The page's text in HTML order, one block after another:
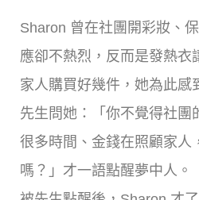
Sharon 曾在社團開彩妝、
應卻不熱烈，反而是發熱衣
家人購買好幾件，她為此感
先生問她：「你不覺得社團
很多時間、金錢在照顧家人
嗎？」才一語點醒夢中人。